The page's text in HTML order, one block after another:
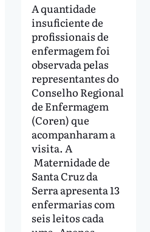
A quantidade
insuficiente de
profissionais de
enfermagem foi
observada pelas
representantes do
Conselho Regional
de Enfermagem
(Coren) que
acompanharam a
visita. A
Maternidade de
Santa Cruz da
Serra apresenta 13
enfermarias com
seis leitos cada